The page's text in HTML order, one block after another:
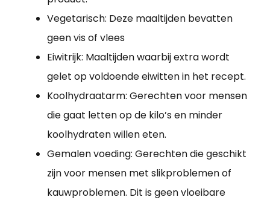
Vegetarisch: Deze maaltijden bevatten
geen vis of vlees
Eiwitrijk: Maaltijden waarbij extra wordt
gelet op voldoende eiwitten in het recept.
Koolhydraatarm: Gerechten voor mensen
die gaat letten op de kilo’s en minder
koolhydraten willen eten.
Gemalen voeding: Gerechten die geschikt
zijn voor mensen met slikproblemen of
kauwproblemen. Dit is geen vloeibare